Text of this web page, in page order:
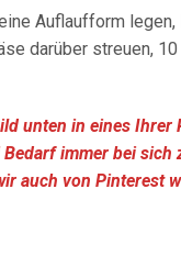
Auflaufform
darüber streuen,
unten in eines Ihrer
immer bei sich
auch von Pinterest